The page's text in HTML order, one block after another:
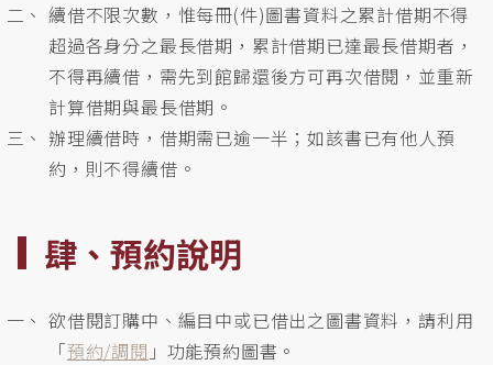
續借不限次數，惟每冊(件)圖書資料之累計借期不得
超過各身分之最長借期，累計借期已達最長借期者，
不得再續借，需先到館歸還後方可再次借閱，並重新
計算借期與最長借期。
辦理續借時，借期需已逾一半；如該書已有他人預
約，則不得續借。
肆、預約說明
欲借閱訂購中、編目中或已借出之圖書資料，請利用
「預約/調閱 」功能預約圖書。